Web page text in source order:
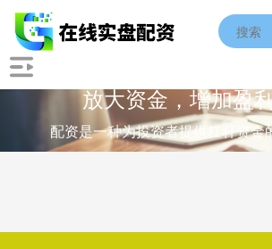
放大资金，增加盈
配资是一种为投资者提供杠杆资金